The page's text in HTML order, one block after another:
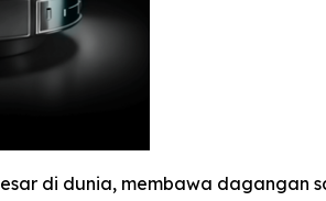
di dunia, membawa dagangan